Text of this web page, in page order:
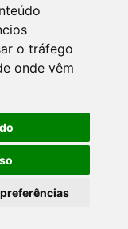
o tráfego
onde vêm